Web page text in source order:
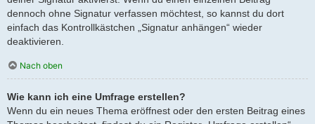
dennoch ohne Signatur verfassen möchtest, so kannst du dort
einfach das Kontrollkästchen „Signatur anhängen“ wieder
deaktivieren.
Nach oben
Wie kann ich eine Umfrage erstellen?
Wenn du ein neues Thema eröffnest oder den ersten Beitrag eines